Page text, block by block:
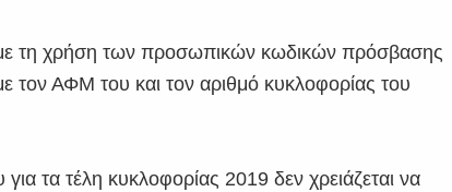
με τη χρήση των προσωπικών κωδικών πρόσβασης
τον ΑΦΜ του και τον αριθμό κυκλοφορίας του
τα τέλη κυκλοφορίας 2019 δεν χρειάζεται να